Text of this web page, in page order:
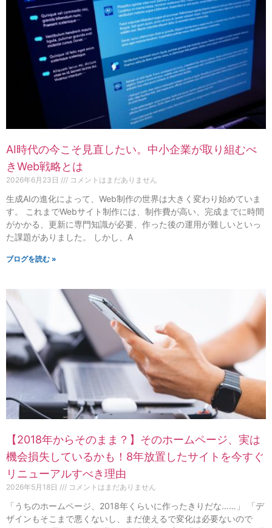
AI時代の今こそ見直したい。中小企業が取り組むべ
きWeb戦略とは
2026年6月23日 コメントはまだありません
生成AIの進化によって、Web制作の世界は大きく変わり始めていま
す。 これまでWebサイト制作には、制作費が高い、完成までに時間
がかかる、更新に専門知識が必要、作った後の運用が難しいといっ
た課題がありました。 しかし、A
ブログを読む »
【2018年からそのまま？】そのホームページ、実は
機会損失しているかも！8年放置したサイトを今すぐ
リニューアルすべき理由
2026年5月18日 コメントはまだありません
「うちのホームページ、2018年くらいに作ったきりだな……」 「デ
ザインもそこまで悪くないし、まだ使えるで変化は必要ないので